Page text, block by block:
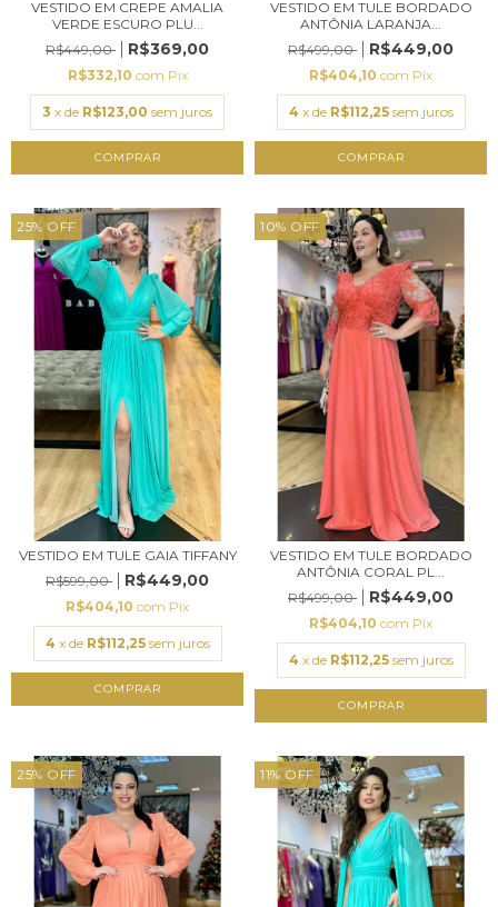
VESTIDO EM CREPE AMALIA
VERDE ESCURO PLU...
R$449,00
R$369,00
R$332,10 com Pix
3 x de R$123,00 sem juros
COMPRAR
VESTIDO EM TULE BORDADO
ANTÔNIA LARANJA...
R$499,00
R$449,00
R$404,10 com Pix
4 x de R$112,25 sem juros
COMPRAR
25% OFF
VESTIDO EM TULE GAIA TIFFANY
R$599,00
R$449,00
R$404,10 com Pix
4 x de R$112,25 sem juros
COMPRAR
10% OFF
VESTIDO EM TULE BORDADO
ANTÔNIA CORAL PL...
R$499,00
R$449,00
R$404,10 com Pix
4 x de R$112,25 sem juros
COMPRAR
25% OFF 11% OFF